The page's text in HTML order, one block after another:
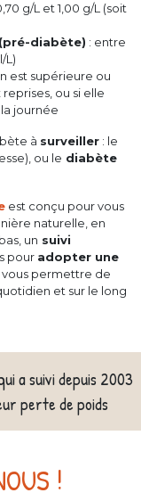
g/L et 1,00 g/L (soit
diabète) : entre
L)
est supérieure ou
reprises, ou si elle
journée
à surveiller : le
ou le diabète
est conçu pour vous
naturelle, en
un suivi
pour adopter une
permettre de
et sur le long
a suivi depuis 2003
perte de poids
!